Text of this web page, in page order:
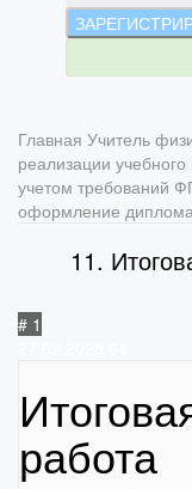
Главная Учитель
реализации
учетом требований
оформление
11.
# 1
работа